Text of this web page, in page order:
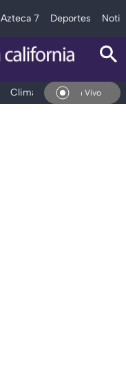
Azteca 7 Deportes
Clima Deportes
En Vivo